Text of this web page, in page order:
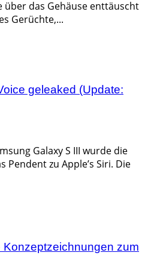
das Gehäuse enttäuscht
Gerüchte,...
geleaked (Update:
Galaxy S III wurde die
Pendent zu Apple’s Siri. Die
zum